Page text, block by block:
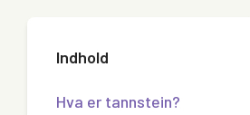
Indhold
Hva er tannstein?